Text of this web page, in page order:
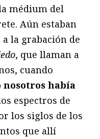
médium del
Aún estaban
la grabación de
, que llaman a
cuando
nosotros había
espectros de
los siglos de los
que allí